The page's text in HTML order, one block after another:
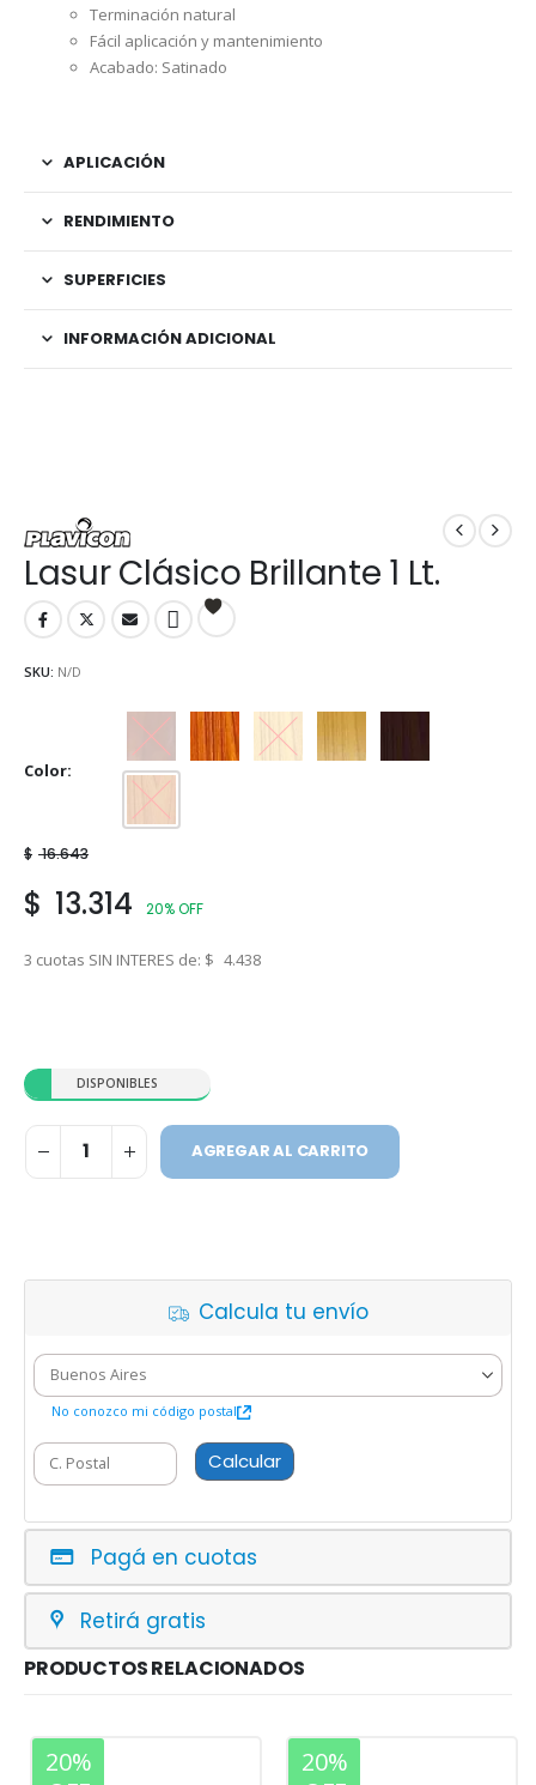
Terminación natural
Fácil aplicación y mantenimiento
Acabado: Satinado
APLICACIÓN
RENDIMIENTO
SUPERFICIES
INFORMACIÓN ADICIONAL
Lasur Clásico Brillante 1 Lt.
SKU: N/D
Color
Caoba Cedro Cristal Natural
Roble
$ 16.643
$ 13.314 20% OFF
3 cuotas SIN INTERES de: $ 4.438
DISPONIBLES
AGREGAR AL CARRITO
Calcula tu envío
No conozco mi código postal
Calcular
Pagá en cuotas
Retirá gratis
PRODUCTOS RELACIONADOS
20%
20%